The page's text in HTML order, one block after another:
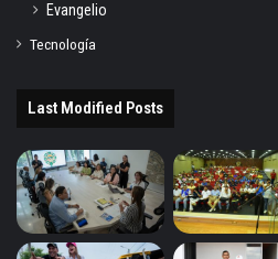
Evangelio
Tecnología
Last Modified Posts